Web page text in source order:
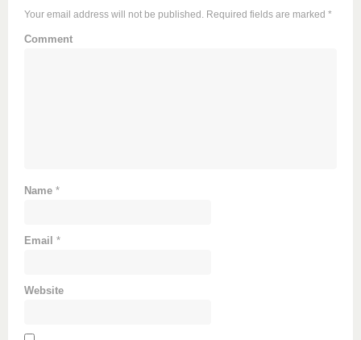
Your email address will not be published. Required fields are marked *
Comment
Name *
Email *
Website